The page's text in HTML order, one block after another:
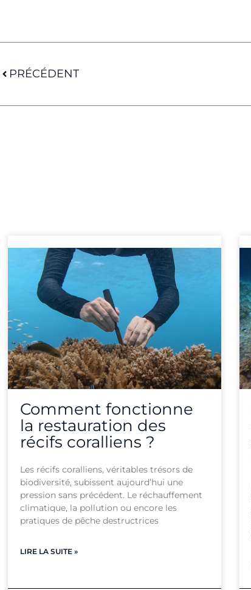
PRÉCÉDENT
Comment fonctionne
la restauration des
récifs coralliens ?
Les récifs coralliens, véritables trésors de
biodiversité, subissent aujourd’hui une
pression sans précédent. Le réchauffement
climatique, la pollution ou encore les
pratiques de pêche destructrices
LIRE LA SUITE »